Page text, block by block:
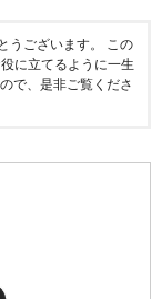
うございます。 この
に立てるように一生
で、是非ご覧くださ